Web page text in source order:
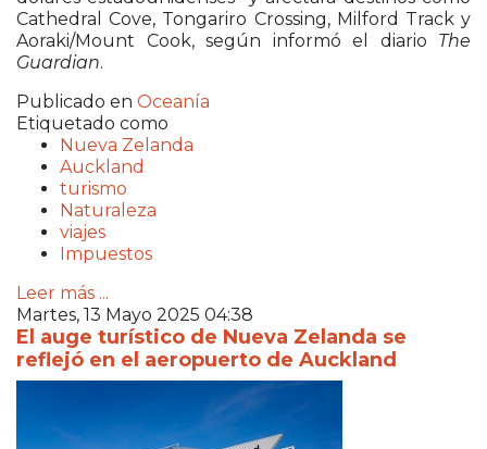
Cathedral Cove, Tongariro Crossing, Milford Track y
Aoraki/Mount Cook, según informó el diario The
Guardian.
Publicado en Oceanía
Etiquetado como
Nueva Zelanda
Auckland
turismo
Naturaleza
viajes
Impuestos
Leer más ...
Martes, 13 Mayo 2025 04:38
El auge turístico de Nueva Zelanda se
reflejó en el aeropuerto de Auckland